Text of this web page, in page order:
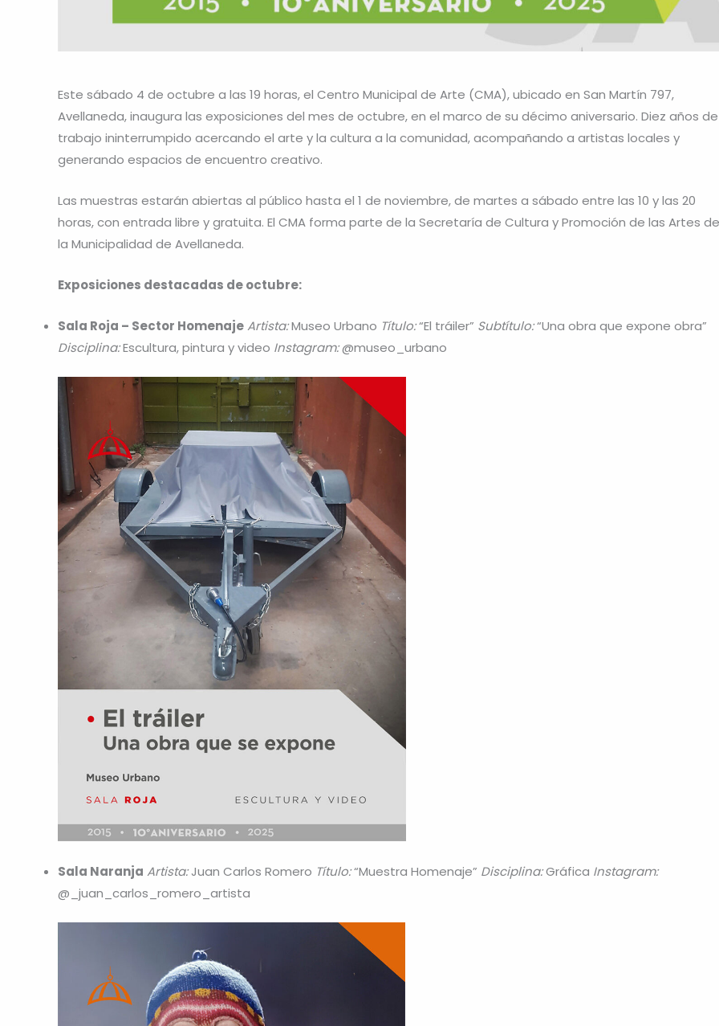
Este sábado 4 de octubre a las 19 horas, el Centro Municipal de Arte (CMA), ubicado en San Martín 797,
Avellaneda, inaugura las exposiciones del mes de octubre, en el marco de su décimo aniversario. Diez años de
trabajo ininterrumpido acercando el arte y la cultura a la comunidad, acompañando a artistas locales y
generando espacios de encuentro creativo.
Las muestras estarán abiertas al público hasta el 1 de noviembre, de martes a sábado entre las 10 y las 20
horas, con entrada libre y gratuita. El CMA forma parte de la Secretaría de Cultura y Promoción de las Artes de
la Municipalidad de Avellaneda.
Exposiciones destacadas de octubre:
Sala Roja – Sector HomenajeArtista:Museo Urbano Título:“El tráiler” Subtítulo:“Una obra que expone obra”
Disciplina:Escultura, pintura y video Instagram:@museo_urbano
Sala Naranja Artista:Juan Carlos Romero Título:“Muestra Homenaje” Disciplina:Gráfica Instagram:
@_juan_carlos_romero_artista